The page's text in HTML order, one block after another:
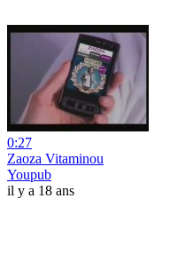
0:27
Zaoza Vitaminou
Youpub
il y a 18 ans